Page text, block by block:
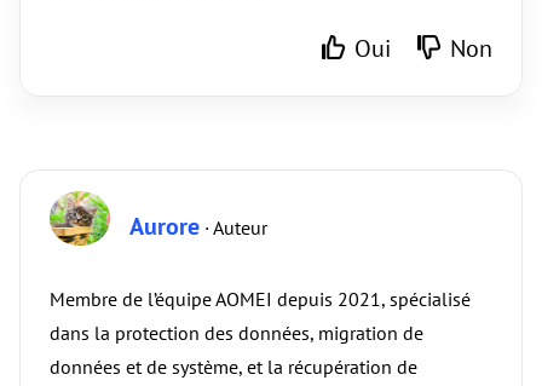
Oui Non
Aurore · Auteur
Membre de l’équipe AOMEI depuis 2021, spécialisé
dans la protection des données, migration de
données et de système, et la récupération de